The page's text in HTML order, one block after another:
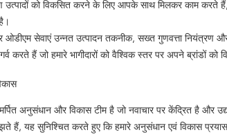
उत्पादों को विकसित करने के लिए आपके साथ मिलकर काम करते
ओडीएम सेवाएं उन्नत उत्पादन तकनीक, सख्त गुणवत्ता नियंत्रण
करते हैं जो हमारे भागीदारों को वैश्विक स्तर पर अपने ब्रांडों
अनुसंधान और विकास टीम है जो नवाचार पर केंद्रित है और
हैं, यह सुनिश्चित करते हुए कि हमारे अनुसंधान एवं विकास